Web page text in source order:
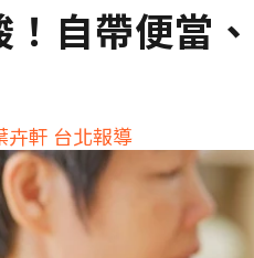
！自帶便當
卉軒 台北報導